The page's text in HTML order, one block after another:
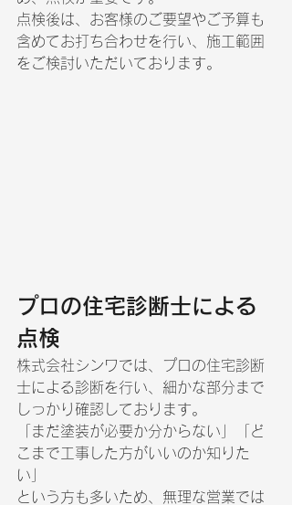
点検後は、お客様のご要望やご予算も
含めてお打ち合わせを行い、施工範囲
をご検討いただいております。
プロの住宅診断士による
点検
株式会社シンワでは、プロの住宅診断
士による診断を行い、細かな部分まで
しっかり確認しております。
「まだ塗装が必要か分からない」「ど
こまで工事した方がいいのか知りた
い」
という方も多いため、無理な営業では